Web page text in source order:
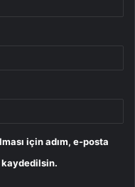
için adım, e-posta
kaydedilsin.